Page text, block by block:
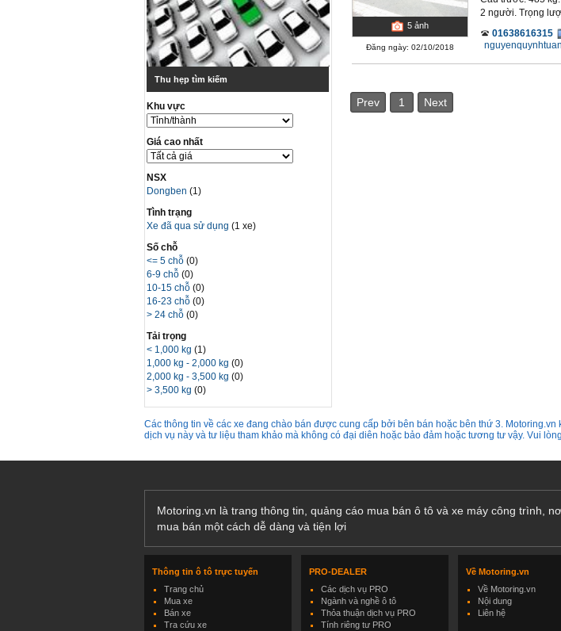
Thu hẹp tìm kiếm
Khu vực
Giá cao nhất
NSX
Dongben(1)
Tình trạng
Xe đã qua sử dụng (1 xe)
Số chỗ
<= 5 chỗ(0)
6-9 chỗ(0)
10-15 chỗ(0)
16-23 chỗ(0)
> 24 chỗ(0)
Tải trọng
< 1,000 kg(1)
1,000 kg - 2,000 kg(0)
2,000 kg - 3,500 kg(0)
> 3,500 kg(0)
5 ảnh
Đăng ngày: 02/10/2018
2 người. Trọng
01638616315
Prev 1 Next
Các thông tin về các xe đang chào bán được cung cấp bởi bên bán hoặc bên thứ 3.
dịch vụ này và tư liệu tham khảo mà không có đại diên hoặc bảo đảm hoặc tương tư vậy. Vui
Motoring.vn là trang thông tin, quảng cáo mua bán ô tô và xe máy công trình,
mua bán một cách dễ dàng và tiện lợi
Thông tin ô tô trực tuyến
Trang chủ
Mua xe
Bán xe
Tra cứu xe
PRO-DEALER
Các dịch vụ PRO
Ngành và nghề ô tô
Thỏa thuận dịch vụ PRO
Tính riêng tư PRO
Về Motoring.vn
Về Motoring.vn
Nội dung
Liên hệ